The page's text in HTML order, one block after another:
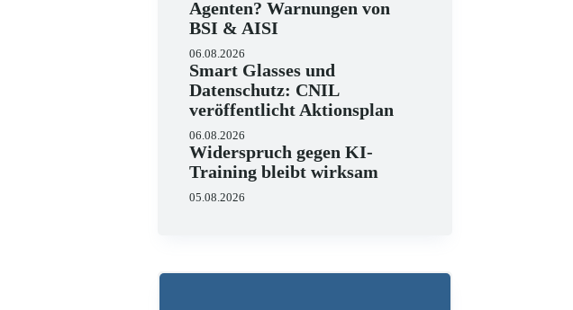
Agenten? Warnungen von
BSI & AISI
06.08.2026
Smart Glasses und
Datenschutz: CNIL
veröffentlicht Aktionsplan
06.08.2026
Widerspruch gegen KI-
Training bleibt wirksam
05.08.2026